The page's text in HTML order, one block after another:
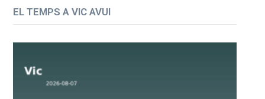
EL TEMPS A VIC AVUI